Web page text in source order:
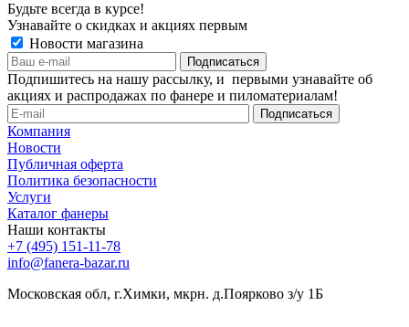
Будьте всегда в курсе!
Узнавайте о скидках и акциях первым
Новости магазина
Подпишитесь на нашу рассылку, и первыми узнавайте об
акциях и распродажах по фанере и пиломатериалам!
Компания
Новости
Публичная оферта
Политика безопасности
Услуги
Каталог фанеры
Наши контакты
+7 (495) 151-11-78
info@fanera-bazar.ru
Московская обл, г.Химки, мкрн. д.Поярково з/у 1Б